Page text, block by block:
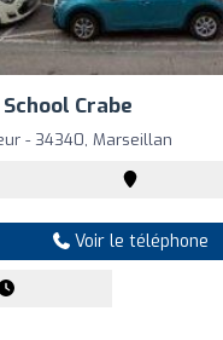
Crabe
- 34340, Marseillan
Voir le téléphone